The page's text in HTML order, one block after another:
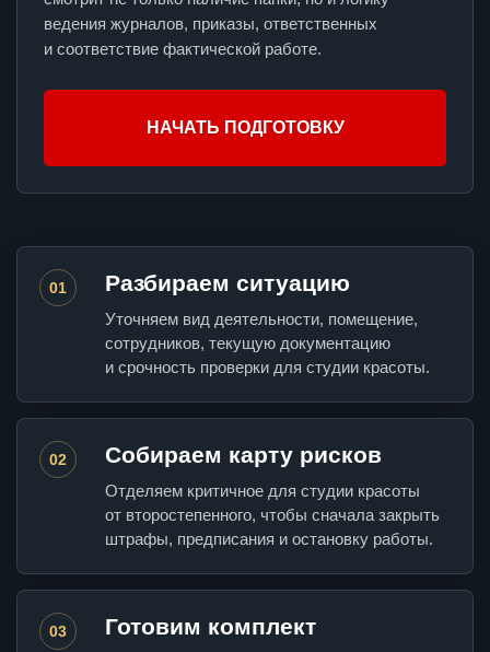
ведения журналов, приказы, ответственных
и соответствие фактической работе.
НАЧАТЬ ПОДГОТОВКУ
01 Разбираем ситуацию
Уточняем вид деятельности, помещение,
сотрудников, текущую документацию
и срочность проверки для студии красоты.
02 Собираем карту рисков
Отделяем критичное для студии красоты
от второстепенного, чтобы сначала закрыть
штрафы, предписания и остановку работы.
03 Готовим комплект